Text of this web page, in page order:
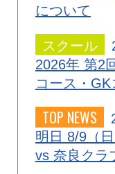
について
スクール
2026年 第2
コース・
TOP NEWS
明日 8/9（
vs 奈良クラ